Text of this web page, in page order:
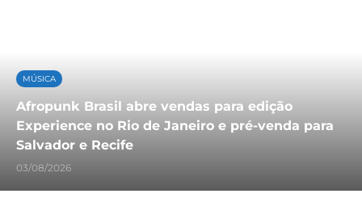
MÚSICA
Afropunk Brasil abre vendas para edição
Experience no Rio de Janeiro e pré-venda para
Salvador e Recife
03/08/2026